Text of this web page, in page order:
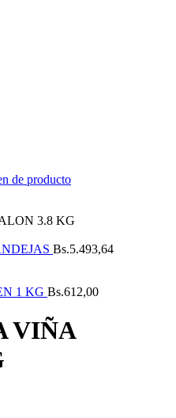
3.8 KG
Bs.5.493,64
1 KG Bs.612,00
VIÑA